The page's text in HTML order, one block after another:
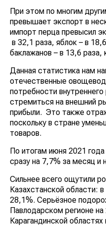
При этом по многим
превышает экспорт в
импорт перца превысил
в 32,1 раза, яблок – в
баклажанов – в 13,6 раза,
Данная статистика нам
отечественные
потребности
стремиться на внешний
прибыли. Это также
поскольку в стране
товаров.
По итогам июня 2021
сразу на 7,7% за месяц и
Сильнее всего ощутили
Казахстанской области:
28,1%. Серьёзное
Павлодарском регионе
Карагандинской областях